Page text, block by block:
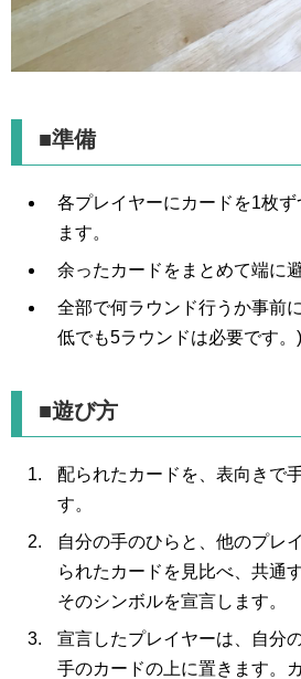
■準備
各プレイヤーにカードを1枚
ます。
余ったカードをまとめて端に
全部で何ラウンド行うか事前
低でも5ラウンドは必要です。)
■遊び方
配られたカードを、表向きで
す。
自分の手のひらと、他のプレ
られたカードを見比べ、共通
そのシンボルを宣言します。
宣言したプレイヤーは、自分
手のカードの上に置きます。